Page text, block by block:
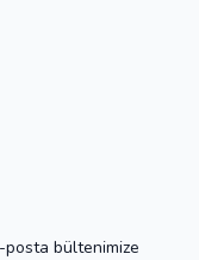
bültenimize